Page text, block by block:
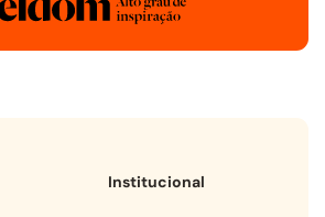
Institucional